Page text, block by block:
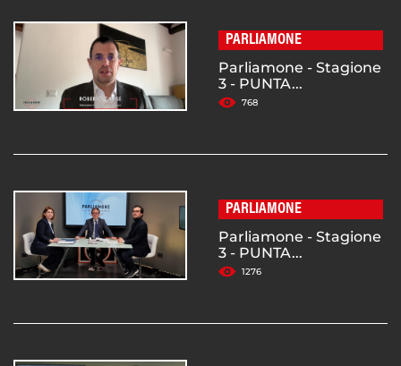
PARLIAMONE
Parliamone - Stagione
3 - PUNTA...
768
PARLIAMONE
Parliamone - Stagione
3 - PUNTA...
1276